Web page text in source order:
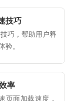
技巧
巧，帮助用户释
验。
率
页面加载速度，